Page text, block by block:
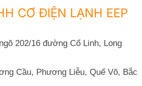
CƠ ĐIỆN LẠNH EEP
202/16 đường Cổ Linh, Long
Cầu, Phương Liễu, Quế Võ, Bắc